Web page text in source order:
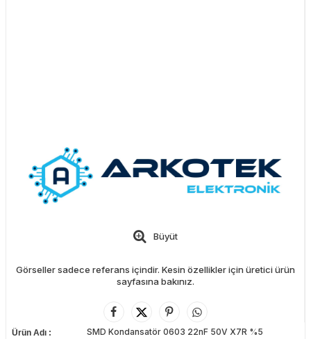
Büyüt
Görseller sadece referans içindir. Kesin özellikler için üretici ürün
sayfasına bakınız.
Ürün Adı SMD Kondansatör 0603 22nF 50V X7R %5